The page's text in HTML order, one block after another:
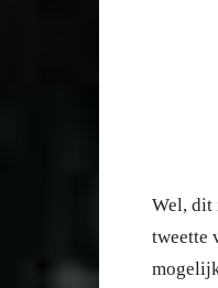
Wel, dit
tweette